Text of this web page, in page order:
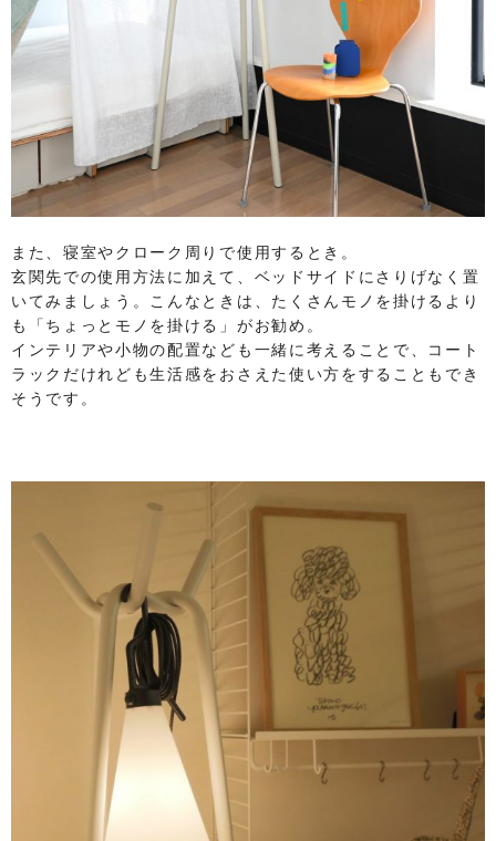
また、寝室やクローク周りで使用するとき。
玄関先での使用方法に加えて、ベッドサイドにさりげなく置
いてみましょう。こんなときは、たくさんモノを掛けるより
も「ちょっとモノを掛ける」がお勧め。
インテリアや小物の配置なども一緒に考えることで、コート
ラックだけれども生活感をおさえた使い方をすることもでき
そうです。